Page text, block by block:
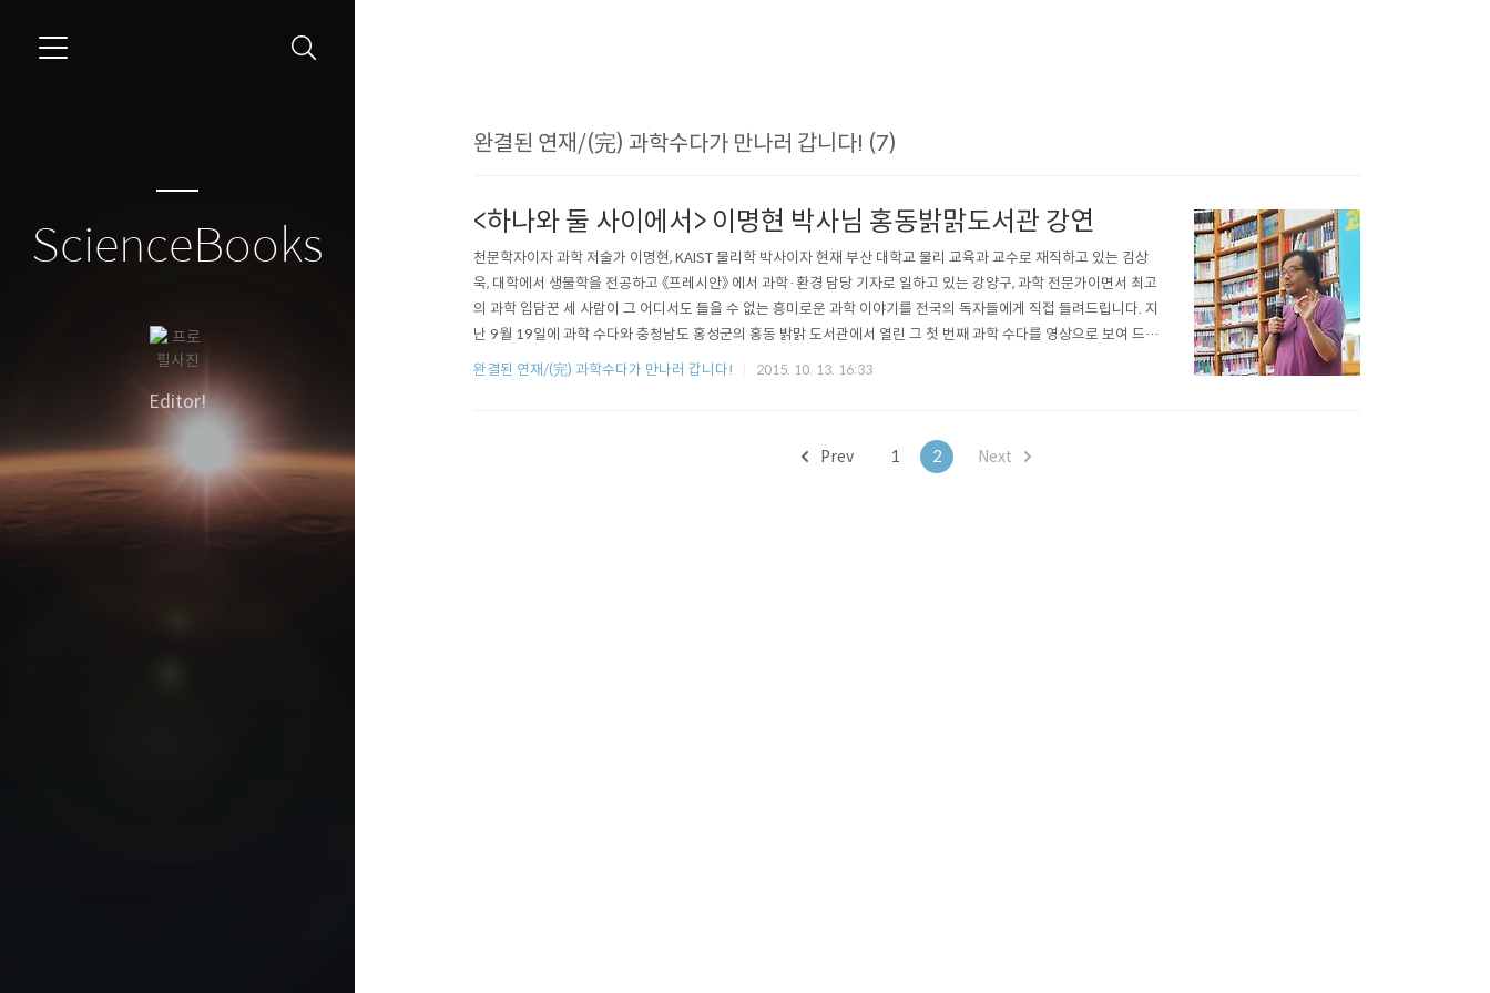
ScienceBooks
Editor!
완결된 연재/(完) 과학수다가 만나러 갑니다! (7)
<하나와 둘 사이에서> 이명현 박사님 홍동밝맑도서관 강연
천문학자이자 과학 저술가 이명현, KAIST 물리학 박사이자 현재 부산 대학교 물리 교육과 교수로 재직하고 있는 김상
욱, 대학에서 생물학을 전공하고 《프레시안》 에서 과학·환경 담당 기자로 일하고 있는 강양구, 과학 전문가이면서 최고
의 과학 입담꾼 세 사람이 그 어디서도 들을 수 없는 흥미로운 과학 이야기를 전국의 독자들에게 직접 들려드립니다. 지
난 9월 19일에 과학 수다와 충청남도 홍성군의 홍동 밝맑 도서관에서 열린 그 첫 번째 과학 수다를 영상으로 보여 드립
니다. 강연 영상 특별 공개!1. , 이명현 박사님, 2015년 9월 19일 홍동밝맑도서관 강연 충남 홍성의 밝맑 도서관은 주
완결된 연재/(完) 과학수다가 만나러 갑니다! 2015. 10. 13. 16:33
Prev 1 2 Next